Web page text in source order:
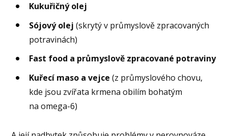
Kukuřičný olej
Sójový olej (skrytý v průmyslově zpracovaných
potravinách)
Fast food a průmyslově zpracované potraviny
Kuřecí maso a vejce (z průmyslového chovu,
kde jsou zvířata krmena obilím bohatým
na omega-6)